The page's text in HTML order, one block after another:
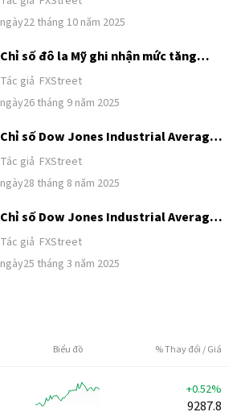
thúc đẩy cổ phiếu tăng cao
ngày22 tháng 10 năm 2025
Chỉ số đô la Mỹ ghi nhận mức tăng
khiêm tốn gần 98,50, dữ liệu lạm phát
PCE của Mỹ đang đến gần
Tác giả FXStreet
ngày26 tháng 9 năm 2025
Chỉ số Dow Jones Industrial Average
tiếp tục đà tăng trưởng của thị trường
chứng khoán
Tác giả FXStreet
ngày28 tháng 8 năm 2025
Chỉ số Dow Jones Industrial Average
phục hồi vào thứ Hai
Tác giả FXStreet
ngày25 tháng 3 năm 2025
Biểu đồ % Thay đổi / Giá
+0.52%
9287.8